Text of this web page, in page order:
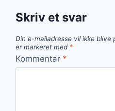
Skriv et svar
Din e-mailadresse vil ikke blive
er markeret med *
Kommentar *